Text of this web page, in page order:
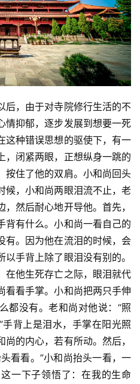
后，由于对寺院修行生活的不
情抑郁，逐步发展到想要一死
这种错误思想的驱使下，有一
，闭紧两眼，正想纵身一跳的
按住了他的双肩。小和尚回头
候，小和尚两眼泪流不止，老
然后耐心地开导他。首先，
背有什么。小和尚一看自己的
有。因为他在流泪的时候，会
手背上除了眼泪没有别的。
在他生死存亡之际，眼泪就代
看看手掌。小和尚把两只手伸
都没有。老和尚对他说：“照
背上是泪水，手掌在阳光照
的内心，若有所动。然后，
看看。”小和尚抬头一看，一
一下子领悟了：在我的生命